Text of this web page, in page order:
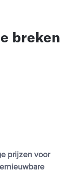
breken
prijzen voor